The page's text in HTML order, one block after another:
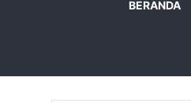
BERANDA